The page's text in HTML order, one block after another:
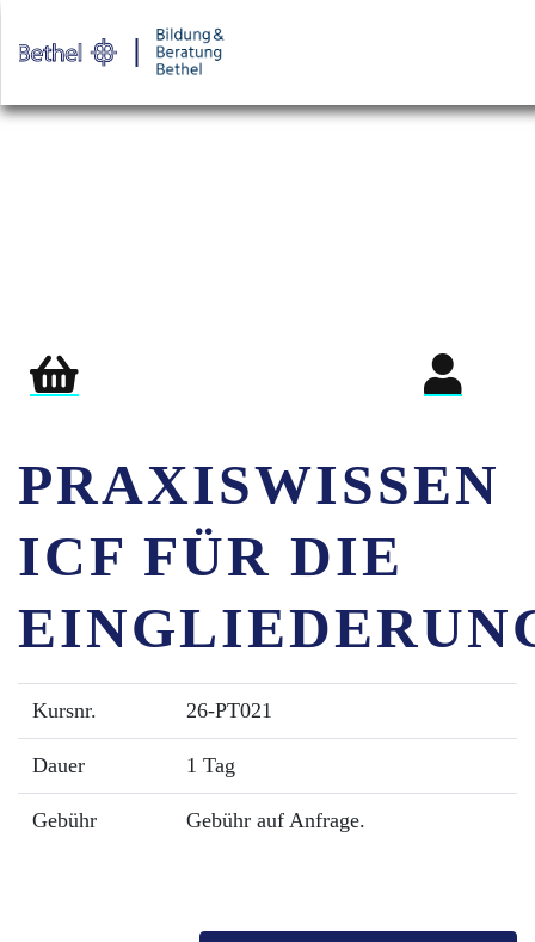
PRAXISWISSEN
ICF FÜR DIE
Kursnr. 26-PT021
Dauer 1 Tag
Gebühr Gebühr auf Anfrage.